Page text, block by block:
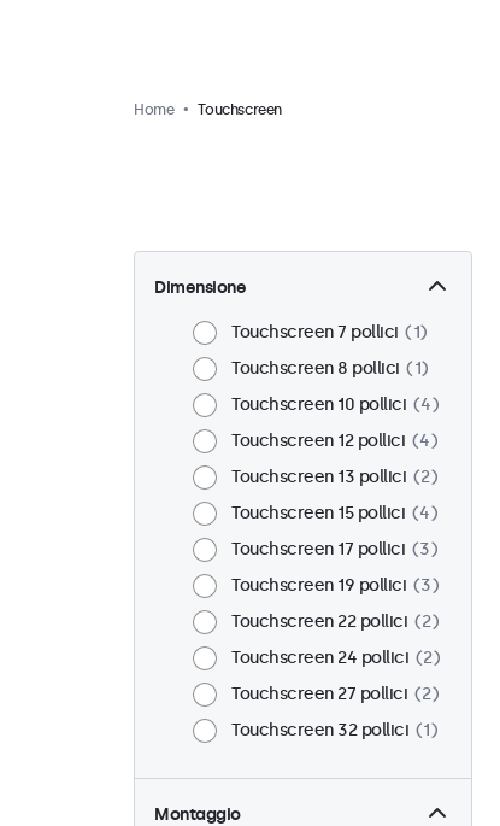
Home Touchscreen
Dimensione
Touchscreen 7 pollici
1
Touchscreen 8 pollici
1
Touchscreen 10 pollici
4
Touchscreen 12 pollici
4
Touchscreen 13 pollici
2
Touchscreen 15 pollici
4
Touchscreen 17 pollici
3
Touchscreen 19 pollici
3
Touchscreen 22 pollici
2
Touchscreen 24 pollici
2
Touchscreen 27 pollici
2
Touchscreen 32 pollici
1
Montaggio